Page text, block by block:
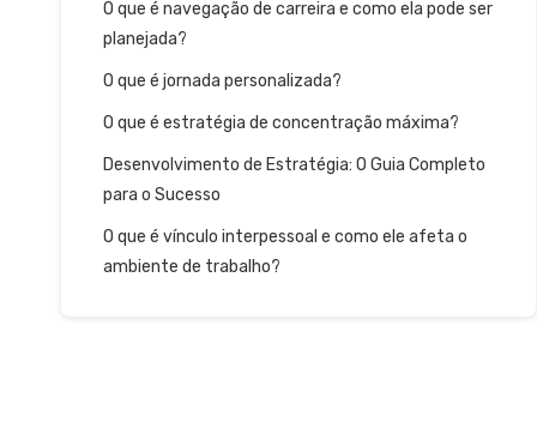
O que é navegação de carreira e como ela pode ser
planejada?
O que é jornada personalizada?
O que é estratégia de concentração máxima?
Desenvolvimento de Estratégia: O Guia Completo
para o Sucesso
O que é vínculo interpessoal e como ele afeta o
ambiente de trabalho?